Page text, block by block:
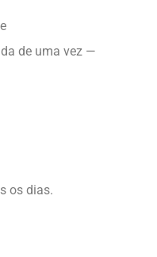
de uma vez —
os dias.